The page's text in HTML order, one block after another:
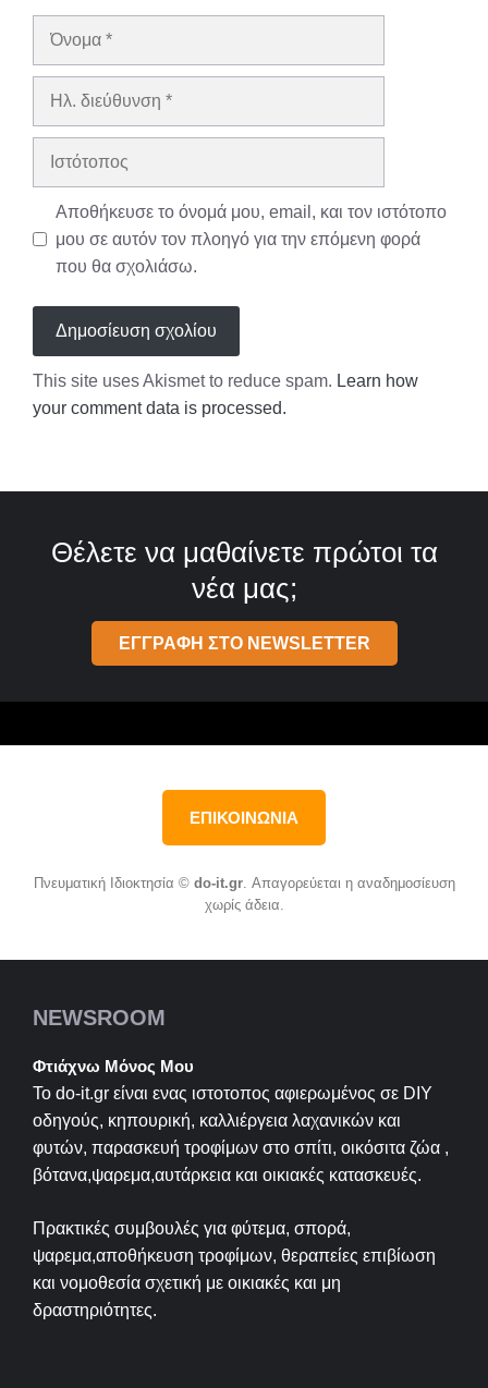
Όνομα
Ηλ.
Ιστότοπος
Αποθήκευσε το όνομά μου, email, και τον ιστότοπο
μου σε αυτόν τον πλοηγό για την επόμενη φορά
που θα σχολιάσω.
This site uses Akismet to reduce spam. Learn how
your comment data is processed.
Θέλετε να μαθαίνετε πρώτοι τα
νέα μας;
ΕΓΓΡΑΦΗ ΣΤΟ NEWSLETTER
ΕΠΙΚΟΙΝΩΝΙΑ
Πνευματική Ιδιοκτησία © do-it.gr. Απαγορεύεται η αναδημοσίευση
χωρίς άδεια.
NEWSROOM
Φτιάχνω Μόνος Μου
Το do-it.gr είναι ενας ιστοτοπος αφιερωμένος σε DIY
οδηγούς, κηπουρική, καλλιέργεια λαχανικών και
φυτών, παρασκευή τροφίμων στο σπίτι, οικόσιτα ζώα ,
βότανα,ψαρεμα,αυτάρκεια και οικιακές κατασκευές.
Πρακτικές συμβουλές για φύτεμα, σπορά,
ψαρεμα,αποθήκευση τροφίμων, θεραπείες επιβίωση
και νομοθεσία σχετική με οικιακές και μη
δραστηριότητες.